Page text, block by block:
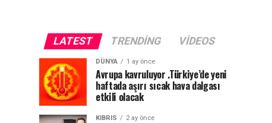
LATEST TRENDING VIDEOS
DÜNYA 1 ay önce
Avrupa kavruluyor .Türkiye’de yeni
haftada aşırı sıcak hava dalgası
etkili olacak
KIBRIS 2 ay önce